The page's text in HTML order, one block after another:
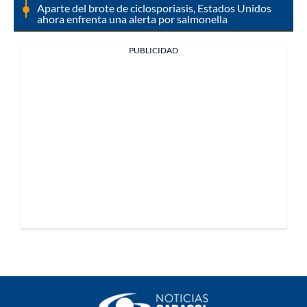
Aparte del brote de ciclosporiasis, Estados Unidos
ahora enfrenta una alerta por salmonella
PUBLICIDAD